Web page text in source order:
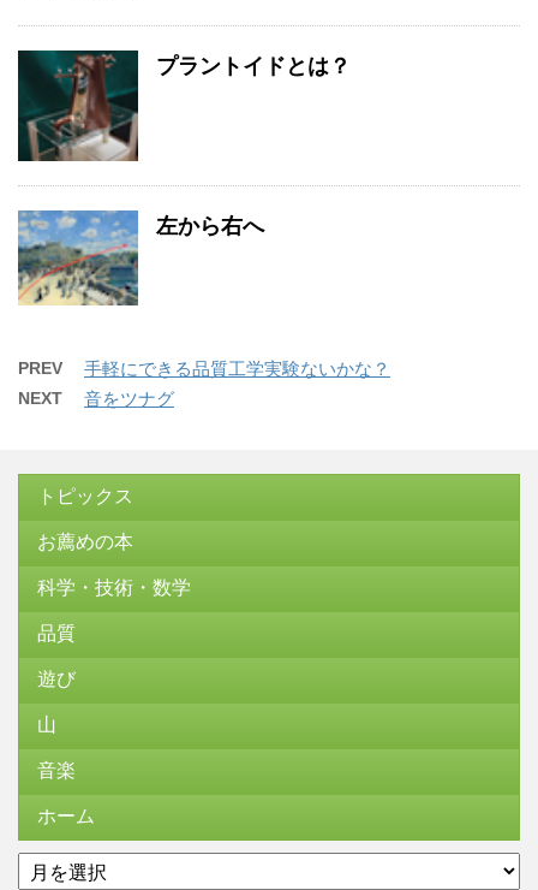
プラントイドとは？
左から右へ
PREV 手軽にできる品質工学実験ないかな？
NEXT 音をツナグ
トピックス
お薦めの本
科学・技術・数学
品質
遊び
山
音楽
ホーム
ア